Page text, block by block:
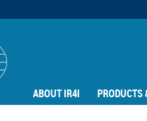
ABOUT IR4I PRODUCTS